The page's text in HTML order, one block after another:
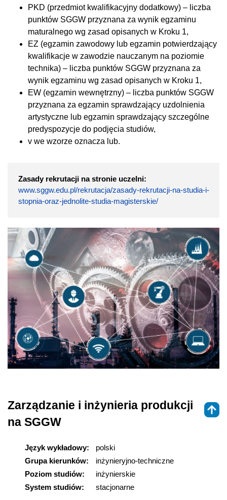
PKD (przedmiot kwalifikacyjny dodatkowy) – liczba
punktów SGGW przyznana za wynik egzaminu
maturalnego wg zasad opisanych w Kroku 1,
EZ (egzamin zawodowy lub egzamin potwierdzający
kwalifikacje w zawodzie nauczanym na poziomie
technika) – liczba punktów SGGW przyznana za
wynik egzaminu wg zasad opisanych w Kroku 1,
EW (egzamin wewnętrzny) – liczba punktów SGGW
przyznana za egzamin sprawdzający uzdolnienia
artystyczne lub egzamin sprawdzający szczególne
predyspozycje do podjęcia studiów,
v we wzorze oznacza lub.
Zasady rekrutacji na stronie uczelni:
www.sggw.edu.pl/rekrutacja/zasady-rekrutacji-na-studia-i-
stopnia-oraz-jednolite-studia-magisterskie/
Zarządzanie i inżynieria produkcji
na SGGW
Język wykładowy:
polski
Grupa kierunków:
inżynieryjno-techniczne
Poziom studiów:
inżynierskie
System studiów:
stacjonarne